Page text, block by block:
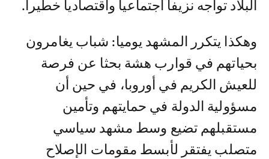
البلاد تواجه نزيفاً اجتماعيا واقتصاديا خطيرا.
وهكذا يتكرر المشهد يوميا: شباب يغامرون
بحياتهم في قوارب هشة بحثا عن فرصة
للعيش الكريم في أوروبا، في حين أن
مسؤولية الدولة في حمايتهم وتأمين
مستقبلهم تضيع وسط مشهد سياسي
متصلب يفتقر لأبسط مقومات الإصلاح